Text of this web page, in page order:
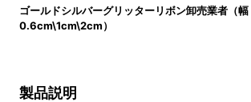
ゴールドシルバーグリッターリボン卸売業者（幅
0.6cm\1cm\2cm）
製品説明